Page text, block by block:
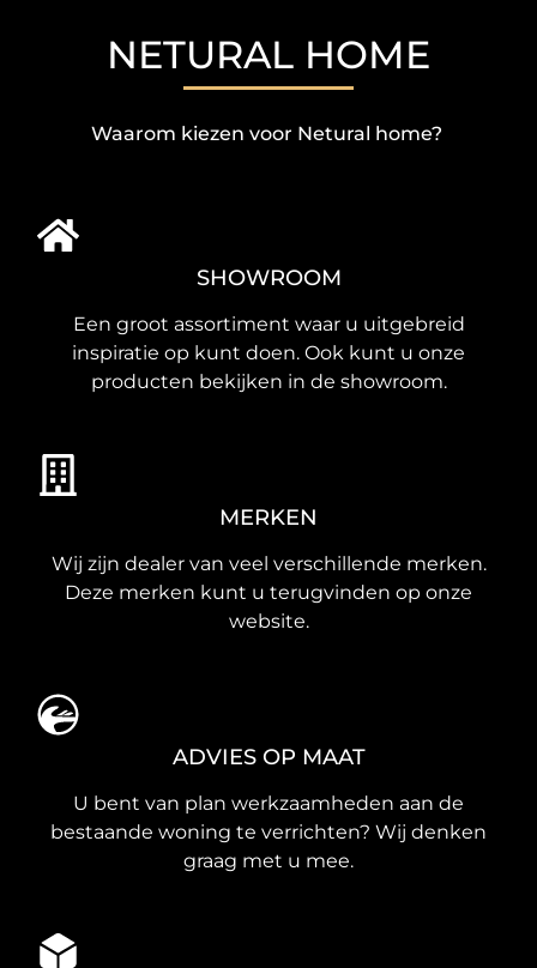
NETURAL HOME
Waarom kiezen voor Netural home?
SHOWROOM
Een groot assortiment waar u uitgebreid
inspiratie op kunt doen. Ook kunt u onze
producten bekijken in de showroom.
MERKEN
Wij zijn dealer van veel verschillende merken.
Deze merken kunt u terugvinden op onze
website.
ADVIES OP MAAT
U bent van plan werkzaamheden aan de
bestaande woning te verrichten? Wij denken
graag met u mee.